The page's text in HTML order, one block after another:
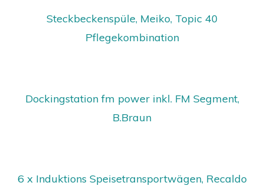
Steckbeckenspüle, Meiko, Topic 40
Pflegekombination
Dockingstation fm power inkl. FM Segment,
B.Braun
6 x Induktions Speisetransportwägen, Recaldo